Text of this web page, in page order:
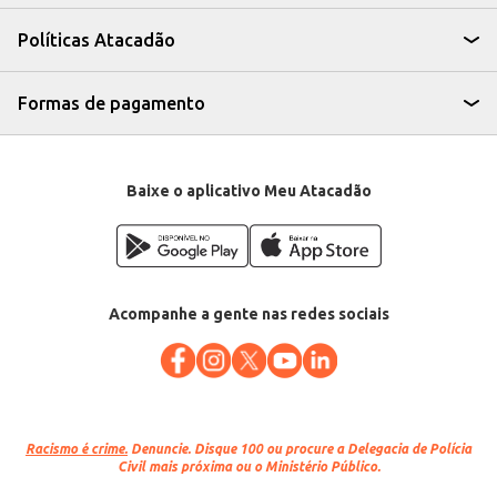
A Mortadela Tradicional em Cubo Perdigão oferece praticidade e
rendimento, sendo uma escolha eficiente para quem busca um produto de
qualidade para uso próprio ou revenda. Sua consistência e sabor tradicional
Departamento: Frios e congelados
Categoria: Apresuntado, mortadela e presunto
EAN: 85909
Políticas Atacadão
Formas de pagamento
Baixe o aplicativo Meu Atacadão
Acompanhe a gente nas redes sociais
Racismo é crime. Denuncie. Disque 100 ou procure a Delegacia de Polícia
Civil mais próxima ou o Ministério Público.